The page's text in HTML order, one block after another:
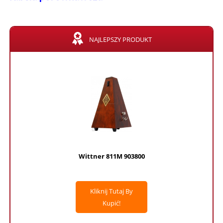
NAJLEPSZY PRODUKT
Wittner 811M 903800
Kliknij Tutaj By
Kupić!